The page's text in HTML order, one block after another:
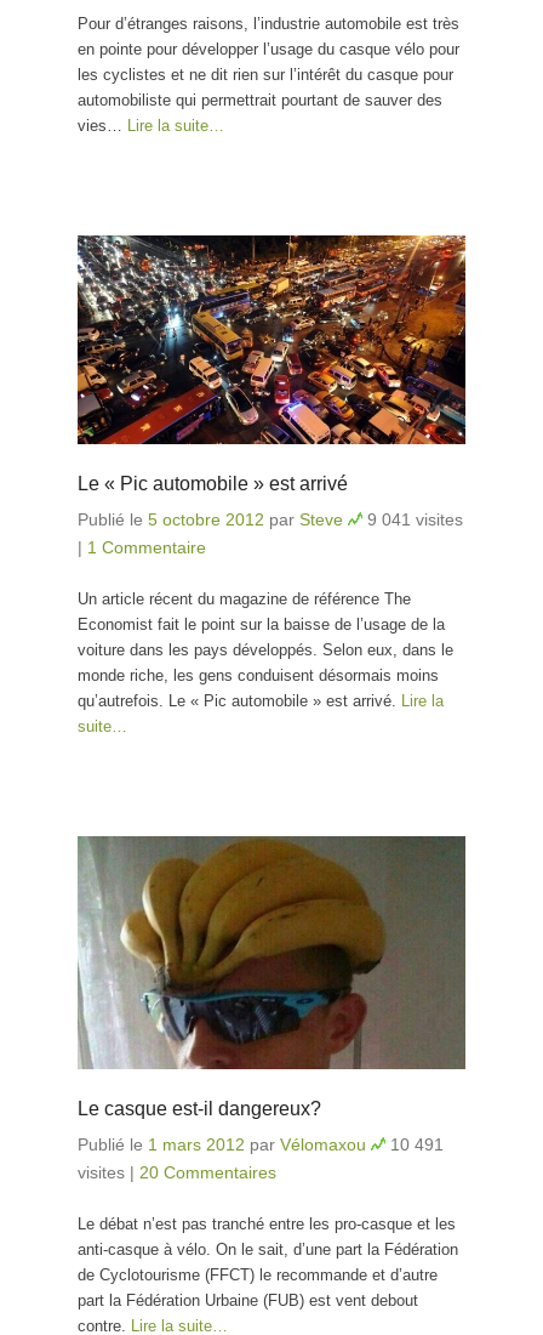
Pour d’étranges raisons, l’industrie automobile est très
en pointe pour développer l’usage du casque vélo pour
les cyclistes et ne dit rien sur l’intérêt du casque pour
automobiliste qui permettrait pourtant de sauver des
vies… Lire la suite…
Le « Pic automobile » est arrivé
Publié le 5 octobre 2012 par Steve
9 041 visites
| 1 Commentaire
Un article récent du magazine de référence The
Economist fait le point sur la baisse de l’usage de la
voiture dans les pays développés. Selon eux, dans le
monde riche, les gens conduisent désormais moins
qu’autrefois. Le « Pic automobile » est arrivé. Lire la
suite…
Le casque est-il dangereux?
Publié le 1 mars 2012 par Vélomaxou
10 491
visites | 20 Commentaires
Le débat n’est pas tranché entre les pro-casque et les
anti-casque à vélo. On le sait, d’une part la Fédération
de Cyclotourisme (FFCT) le recommande et d’autre
part la Fédération Urbaine (FUB) est vent debout
contre. Lire la suite…